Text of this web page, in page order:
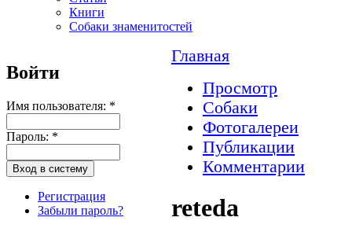
Книги
Собаки знаменитостей
Войти
Имя пользователя: *
Пароль: *
Регистрация
Забыли пароль?
Главная
Просмотр
Собаки
Фотогалереи
Публикации
Комментарии
reteda